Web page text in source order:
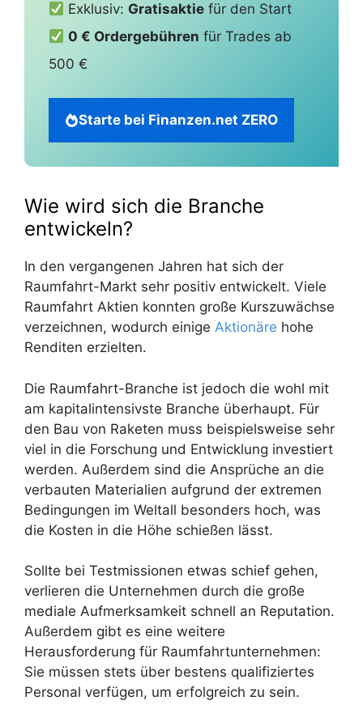
Exklusiv: Gratisaktie für den Start
0 € Ordergebühren für Trades ab
500 €
Starte bei Finanzen.net ZERO
Wie wird sich die Branche
entwickeln?
In den vergangenen Jahren hat sich der
Raumfahrt-Markt sehr positiv entwickelt. Viele
Raumfahrt Aktien konnten große Kurszuwächse
verzeichnen, wodurch einige Aktionäre hohe
Renditen erzielten.
Die Raumfahrt-Branche ist jedoch die wohl mit
am kapitalintensivste Branche überhaupt. Für
den Bau von Raketen muss beispielsweise sehr
viel in die Forschung und Entwicklung investiert
werden. Außerdem sind die Ansprüche an die
verbauten Materialien aufgrund der extremen
Bedingungen im Weltall besonders hoch, was
die Kosten in die Höhe schießen lässt.
Sollte bei Testmissionen etwas schief gehen,
verlieren die Unternehmen durch die große
mediale Aufmerksamkeit schnell an Reputation.
Außerdem gibt es eine weitere
Herausforderung für Raumfahrtunternehmen:
Sie müssen stets über bestens qualifiziertes
Personal verfügen, um erfolgreich zu sein.